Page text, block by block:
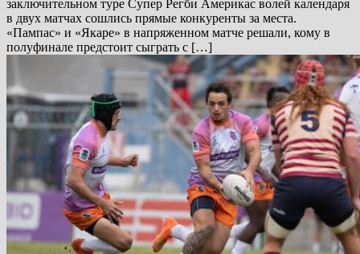
заключительном туре Супер Регби Америкас волей календаря
в двух матчах сошлись прямые конкуренты за места.
«Пампас» и «Якаре» в напряженном матче решали, кому в
полуфинале предстоит сыграть с […]